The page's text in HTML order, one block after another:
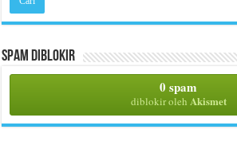
Spam Diblokir
0 spam
diblokir oleh Akismet